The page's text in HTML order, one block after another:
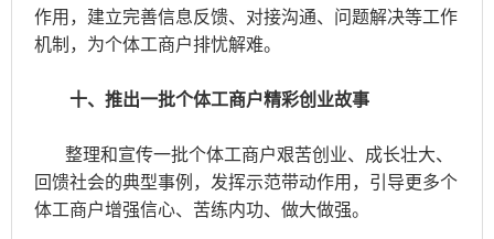
作用，建立完善信息反馈、对接沟通、问题解决等工作
机制，为个体工商户排忧解难。
十、推出一批个体工商户精彩创业故事
整理和宣传一批个体工商户艰苦创业、成长壮大、
回馈社会的典型事例，发挥示范带动作用，引导更多个
体工商户增强信心、苦练内功、做大做强。